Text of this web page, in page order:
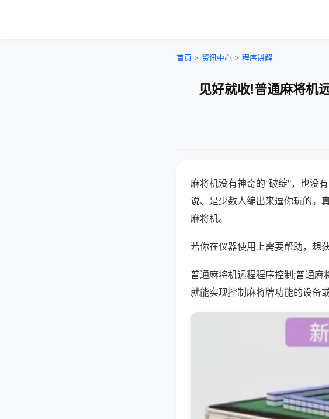
首页 > 资讯中心 > 程序讲解
见好就收!普通麻将机
麻将机没有神奇的"破绽"，也没
说、是少数人编出来逗你玩的。
麻将机。
若你在仪器使用上需要帮助，想
普通麻将机远程程序控制;普通
就能实现控制麻将牌功能的设备或